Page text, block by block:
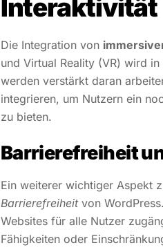
Interaktivität
Die Integration von
und Virtual Reality (VR) wird
werden verstärkt daran
integrieren, um Nutzern ein
zu bieten.
Barrierefreiheit
Ein weiterer wichtiger Aspekt
Barrierefreiheitvon
Websites für alle Nutzer
Fähigkeiten oder